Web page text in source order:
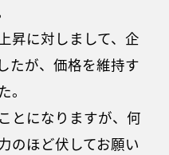
昇に対しまして、企
たが、価格を維持す
とになりますが、何
のほど伏してお願い